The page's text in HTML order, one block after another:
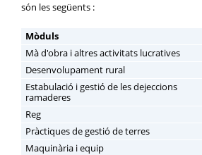
són les següents :
Mòduls
Mà d'obra i altres activitats lucratives
Desenvolupament rural
Estabulació i gestió de les dejeccions
ramaderes
Reg
Pràctiques de gestió de terres
Maquinària i equip